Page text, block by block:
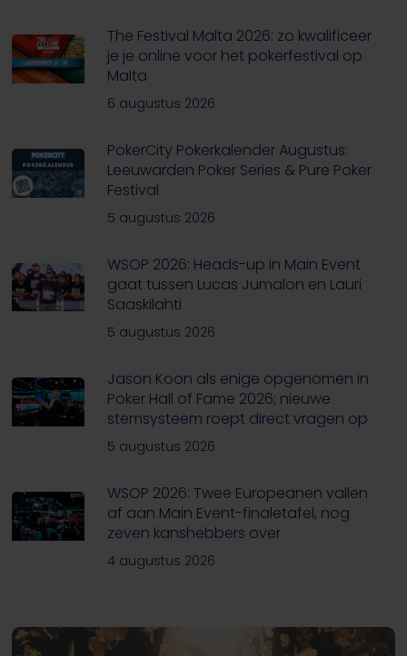
The Festival Malta 2026: zo kwalificeer
je je online voor het pokerfestival op
Malta
6 augustus 2026
PokerCity Pokerkalender Augustus:
Leeuwarden Poker Series & Pure Poker
Festival
5 augustus 2026
WSOP 2026: Heads-up in Main Event
gaat tussen Lucas Jumalon en Lauri
Saaskilahti
5 augustus 2026
Jason Koon als enige opgenomen in
Poker Hall of Fame 2026; nieuwe
stemsysteem roept direct vragen op
5 augustus 2026
WSOP 2026: Twee Europeanen vallen
af aan Main Event-finaletafel, nog
zeven kanshebbers over
4 augustus 2026